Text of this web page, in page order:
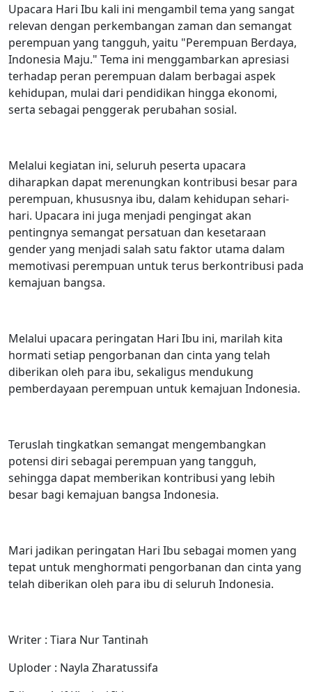
Upacara Hari Ibu kali ini mengambil tema yang sangat
relevan dengan perkembangan zaman dan semangat
perempuan yang tangguh, yaitu "Perempuan Berdaya,
Indonesia Maju." Tema ini menggambarkan apresiasi
terhadap peran perempuan dalam berbagai aspek
kehidupan, mulai dari pendidikan hingga ekonomi,
serta sebagai penggerak perubahan sosial.
Melalui kegiatan ini, seluruh peserta upacara
diharapkan dapat merenungkan kontribusi besar para
perempuan, khususnya ibu, dalam kehidupan sehari-
hari. Upacara ini juga menjadi pengingat akan
pentingnya semangat persatuan dan kesetaraan
gender yang menjadi salah satu faktor utama dalam
memotivasi perempuan untuk terus berkontribusi pada
kemajuan bangsa.
Melalui upacara peringatan Hari Ibu ini, marilah kita
hormati setiap pengorbanan dan cinta yang telah
diberikan oleh para ibu, sekaligus mendukung
pemberdayaan perempuan untuk kemajuan Indonesia.
Teruslah tingkatkan semangat mengembangkan
potensi diri sebagai perempuan yang tangguh,
sehingga dapat memberikan kontribusi yang lebih
besar bagi kemajuan bangsa Indonesia.
Mari jadikan peringatan Hari Ibu sebagai momen yang
tepat untuk menghormati pengorbanan dan cinta yang
telah diberikan oleh para ibu di seluruh Indonesia.
Writer : Tiara Nur Tantinah
Uploder : Nayla Zharatussifa